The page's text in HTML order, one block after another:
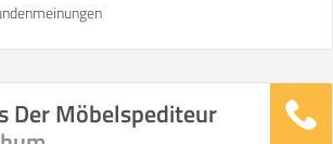
Der Möbelspediteur